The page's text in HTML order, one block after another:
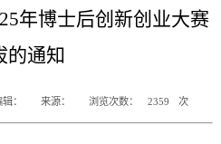
年博士后创新创业大赛
的通知
： 来源： 浏览次数： 2359 次